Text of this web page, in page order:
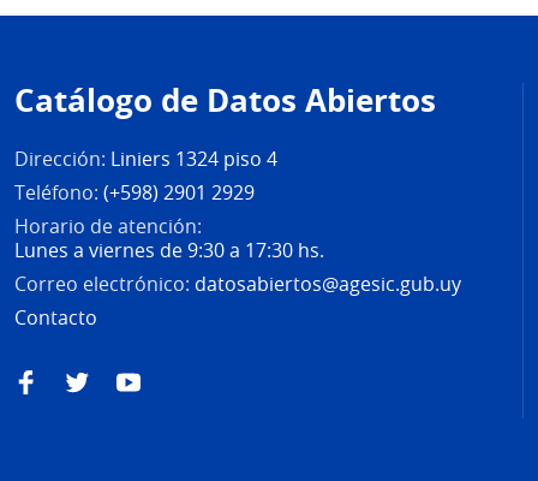
de
página
Catálogo de Datos Abiertos
Dirección: Liniers 1324 piso 4
Teléfono: (+598) 2901 2929
Horario de atención:
Lunes a viernes de 9:30 a 17:30 hs.
Correo electrónico: datosabiertos@agesic.gub.uy
Contacto
FacebookTwitterYouTube